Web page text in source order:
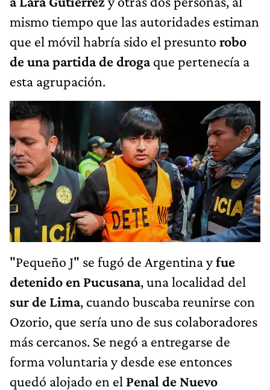
mismo tiempo que las autoridades estiman
que el móvil habría sido el presunto robo
de una partida de drogaque pertenecía a
esta agrupación.
"Pequeño J" se fugó de Argentina yfue
detenido en Pucusana, una localidad del
sur de Lima, cuando buscaba reunirse con
Ozorio, que sería uno de sus colaboradores
más cercanos. Se negó a entregarse de
forma voluntaria y desde ese entonces
quedó alojado en el Penal de Nuevo